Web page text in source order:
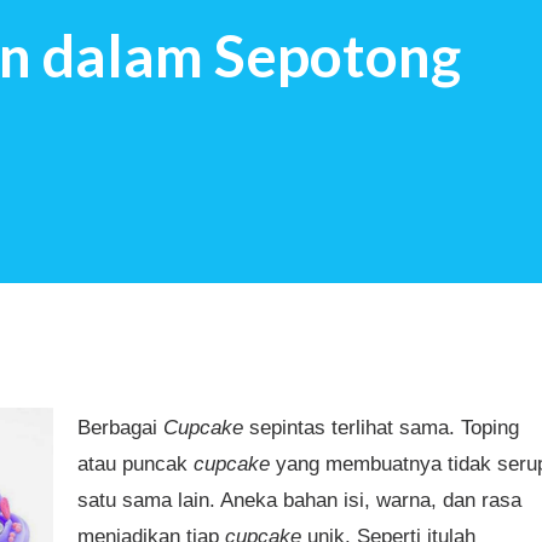
mendapat pertanyaan tersebut: Saya
kecil yang indah Ngg…Semacam
saya percaya, kita akan m...
dalam Sepotong
Berbagai Cupcake sepintas terlihat sama. Toping
atau puncak cupcake yang membuatnya tidak
satu sama lain. Aneka bahan isi, warna, dan rasa
menjadikan tiap cupcake unik. Seperti itulah